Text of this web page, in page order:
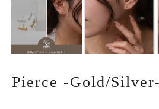
Pierce -Gold/Silver-